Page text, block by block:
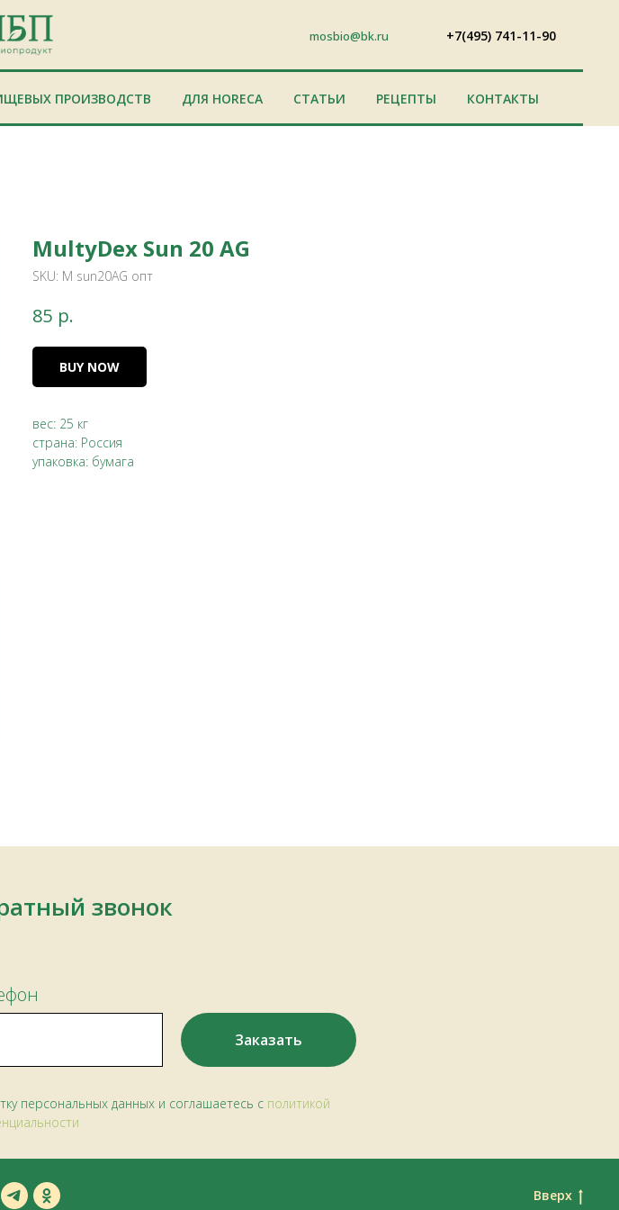
mosbio@bk.ru +7(495) 741-11-90
ПРОИЗВОДСТВ ДЛЯ HORECA СТАТЬИ РЕЦЕПТЫ КОНТАКТЫ
MultyDex Sun 20 AG
SKU: М sun20AG опт
85 р.
BUY NOW
вес: 25 кг
страна: Россия
упаковка: бумага
звонок
Заказать
персональных данных и соглашаетесь c политикой
Вверх